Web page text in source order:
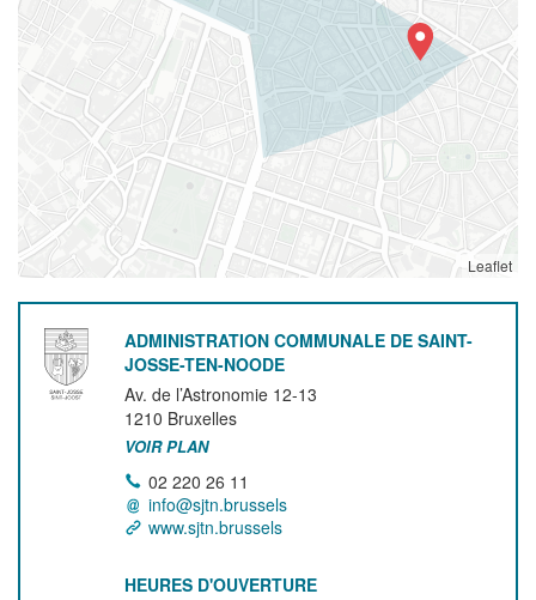
Leaflet
ADMINISTRATION COMMUNALE DE SAINT-
JOSSE-TEN-NOODE
Av. de l’Astronomie 12-13
1210 Bruxelles
VOIR PLAN
02 220 26 11
info@sjtn.brussels
www.sjtn.brussels
HEURES D'OUVERTURE